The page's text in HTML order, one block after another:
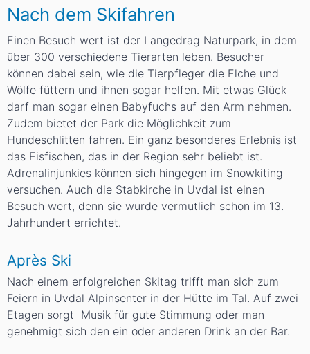
Nach dem Skifahren
Einen Besuch wert ist der Langedrag Naturpark, in dem
über 300 verschiedene Tierarten leben. Besucher
können dabei sein, wie die Tierpfleger die Elche und
Wölfe füttern und ihnen sogar helfen. Mit etwas Glück
darf man sogar einen Babyfuchs auf den Arm nehmen.
Zudem bietet der Park die Möglichkeit zum
Hundeschlitten fahren. Ein ganz besonderes Erlebnis ist
das Eisfischen, das in der Region sehr beliebt ist.
Adrenalinjunkies können sich hingegen im Snowkiting
versuchen. Auch die Stabkirche in Uvdal ist einen
Besuch wert, denn sie wurde vermutlich schon im 13.
Jahrhundert errichtet.
Après Ski
Nach einem erfolgreichen Skitag trifft man sich zum
Feiern in Uvdal Alpinsenter in der Hütte im Tal. Auf zwei
Etagen sorgt Musik für gute Stimmung oder man
genehmigt sich den ein oder anderen Drink an der Bar.